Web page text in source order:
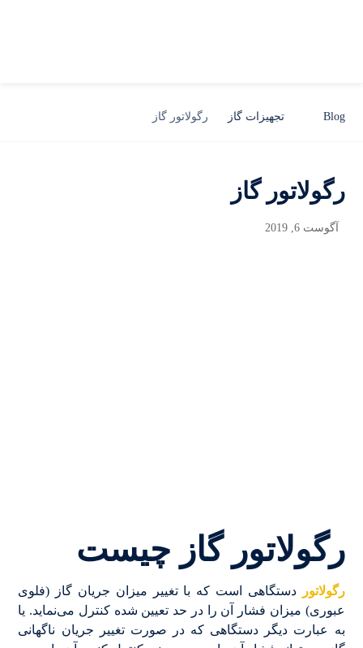
Blog تجهیزات گاز رگولاتور گاز
رگولاتور گاز
آگوست 6, 2019
رگولاتور گاز چیست
رگولاتور
دستگاهی است که با تغییر میزان جریان گاز (فلوی
عبوری) میزان فشار آن را در حد تعیین شده کنترل می‌نماید. یا
به عبارت دیگر دستگاهی که در صورت تغییر جریان ناگهانی